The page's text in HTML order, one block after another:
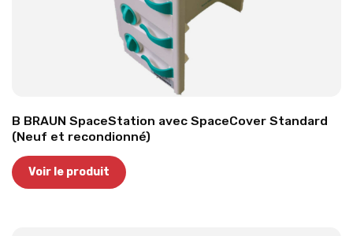
B BRAUN SpaceStation avec SpaceCover Standard
(Neuf et recondionné)
Voir le produit